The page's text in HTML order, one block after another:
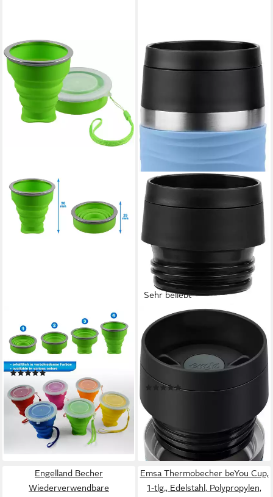
Becher Faltbarer Silikon-
Becher - Reisetasse Camping
Trinkbecher – 210ml
(5)
6,99 €
lieferbar - in 2-3 Werktagen bei dir
Sehr beliebt
EMSA
Thermobecher Travel Mug
Classic Wave, Edelstahl,
Kunststoff, Silikon, 100% dicht,
spülmaschinenfest, 360°-
Trinköffnung
(105)
-41%
lieferbar - in 1-2 Werktagen bei dir
Engelland Becher
Wiederverwendbare
Emsa Thermobecher beYou Cup,
1-tlg., Edelstahl, Polypropylen,